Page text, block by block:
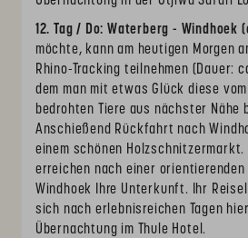
12. Tag / Do: Waterberg - Windhoek
möchte, kann am heutigen Morgen
Rhino-Tracking teilnehmen (Dauer:
dem man mit etwas Glück diese
bedrohten Tiere aus nächster Nähe
Anschießend Rückfahrt nach
einem schönen Holzschnitzermarkt.
erreichen nach einer
Windhoek Ihre Unterkunft. Ihr
sich nach erlebnisreichen Tagen
Übernachtung im Thule Hotel.